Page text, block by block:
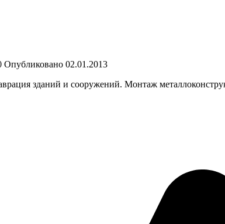
Опубликовано 02.01.2013
зданий и сооружений. Монтаж